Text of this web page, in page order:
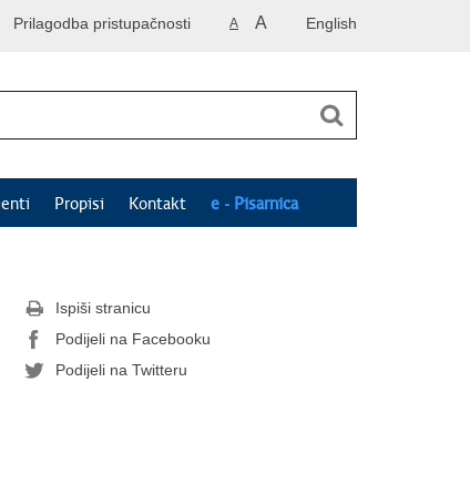
English
A A
Prilagodba pristupačnosti
Propisi Kontakt e - Pisarnica
Ispiši stranicu
Podijeli na Facebooku
Podijeli na Twitteru